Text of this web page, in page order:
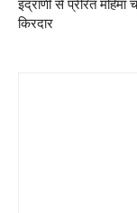
इंद्राणी से प्रेरित महिमा
किरदार